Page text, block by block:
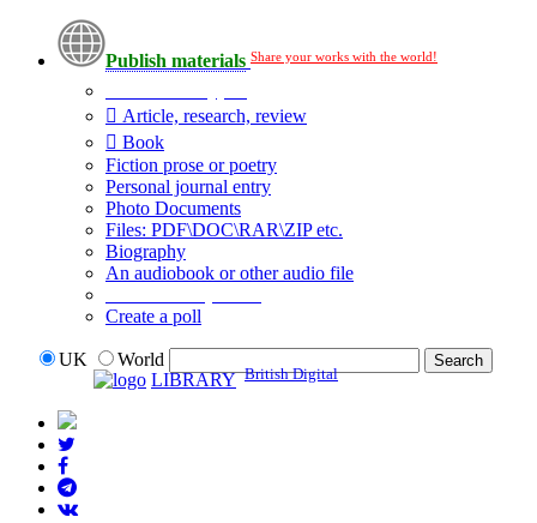
Publish materials Share your works with the world!
Article, research, review
Book
Fiction prose or poetry
Personal journal entry
Photo Documents
Files: PDF\DOC\RAR\ZIP etc.
Biography
An audiobook or other audio file
Create a poll
UK
World
LIBRARY British Digital